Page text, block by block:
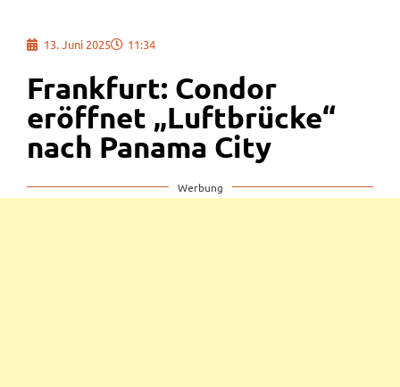
13. Juni 2025 11:34
Frankfurt: Condor
eröffnet „Luftbrücke“
nach Panama City
Werbung